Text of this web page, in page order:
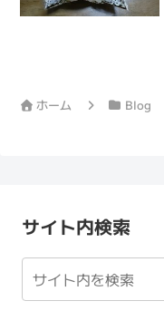
ホーム
Blog
サイト内検索